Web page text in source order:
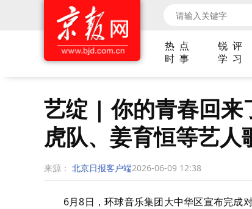
热 点 锐 评
时 事
学 习
艺绽 | 你的青春回来
虎队、姜育恒等艺人
来源： 北京日报客户端2026-06-09 12:38
6月8日，环球音乐集团大中华区宣布完成